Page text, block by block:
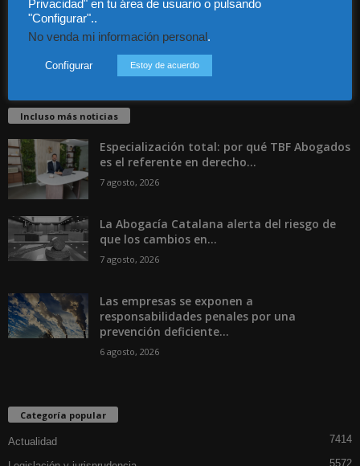
Contáctanos:info@diariojuridico.com
Incluso más noticias
Especialización total: por qué TBF Abogados
es el referente en derecho...
7 agosto, 2026
La Abogacía Catalana alerta del riesgo de
que los cambios en...
7 agosto, 2026
Las empresas se exponen a
responsabilidades penales por una
prevención deficiente...
6 agosto, 2026
Categoría popular
Actualidad 7414
5572
Privacidad" en tu área de usuario o pulsando
"Configurar"..
No venda mi información personal.
Configurar Estoy de acuerdo